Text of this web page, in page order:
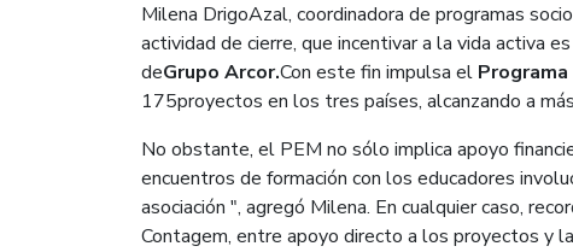
Milena DrigoAzal, coordinadora de programas
actividad de cierre, que incentivar a la vida activa
deGrupo Arcor.Con este fin impulsa el
175proyectos en los tres países, alcanzando a
No obstante, el PEM no sólo implica apoyo
encuentros de formación con los educadores
asociación ", agregó Milena. En cualquier caso,
Contagem, entre apoyo directo a los proyectos y